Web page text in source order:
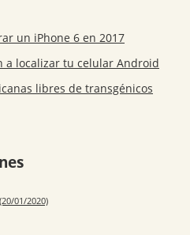
un iPhone 6 en 2017
a localizar tu celular Android
libres de transgénicos
(20/01/2020)